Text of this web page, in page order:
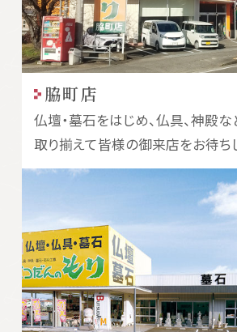
脇町店
仏壇・墓石をはじめ、仏具、神殿
取り揃えて皆様の御来店をお待ち